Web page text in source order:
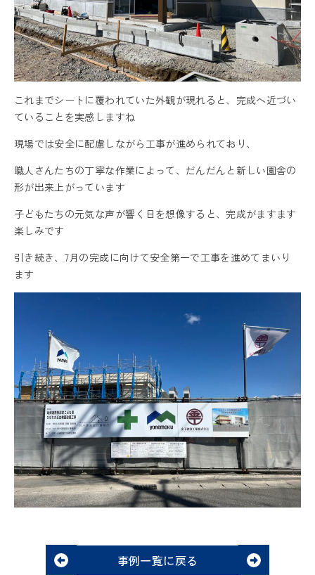
これまでシートに覆われていた外観が現れると、完成へ近づい
ていることを実感しますね
現場では安全に配慮しながら工事が進められており、
職人さんたちの丁寧な作業によって、だんだんと新しい園舎の
形が出来上がっています
子どもたちの元気な声が響く日を想像すると、完成がますます
楽しみです
引き続き、7月の完成に向けて安全第一で工事を進めてまいり
ます
事例一覧に戻る